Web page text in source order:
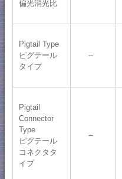
​偏光消光比
Pigtail Type
ピグテール
タイプ
--
Pigtail
Connector
Type
ピグテール
コネクタタ
イプ
--